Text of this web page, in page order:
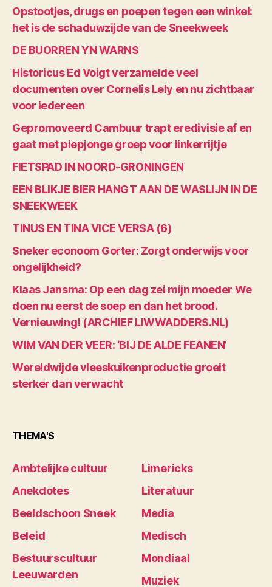
Opstootjes, drugs en poepen tegen een winkel:
het is de schaduwzijde van de Sneekweek
DE BUORREN YN WARNS
Historicus Ed Voigt verzamelde veel
documenten over Cornelis Lely en nu zichtbaar
voor iedereen
Gepromoveerd Cambuur trapt eredivisie af en
gaat met piepjonge groep voor linkerrijtje
FIETSPAD IN NOORD-GRONINGEN
EEN BLIKJE BIER HANGT AAN DE WASLIJN IN DE
SNEEKWEEK
TINUS EN TINA VICE VERSA (6)
Sneker econoom Gorter: Zorgt onderwijs voor
ongelijkheid?
Klaas Jansma: Op een dag zei mijn moeder We
doen nu eerst de soep en dan het brood.
Vernieuwing! (ARCHIEF LIWWADDERS.NL)
WIM VAN DER VEER: ‘BIJ DE ALDE FEANEN’
Wereldwijde vleeskuikenproductie groeit
sterker dan verwacht
THEMA'S
Ambtelijke cultuur
Anekdotes
Beeldschoon Sneek
Beleid
Bestuurscultuur
Leeuwarden
Limericks
Literatuur
Media
Medisch
Mondiaal
Muziek